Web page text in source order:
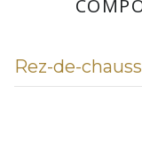
Rez-de-